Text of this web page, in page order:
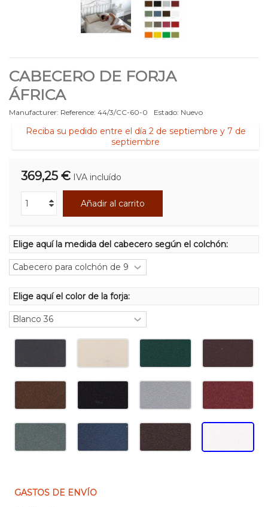
CABECERO DE FORJA
ÁFRICA
Manufacturer: Reference: 44/3/CC-60-0 Estado: Nuevo
Reciba su pedido entre el día 2 de septiembre y 7 de
septiembre
369,25 € IVA incluído
Añadir al carrito
Elige aquí la medida del cabecero según el colchón:
Elige aquí el color de la forja:
GASTOS DE ENVÍO